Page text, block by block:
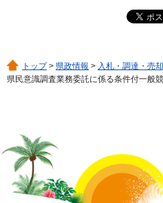
トップ> 県政情報 > 入札・調達・売却
県民意識調査業務委託に係る条件付一般